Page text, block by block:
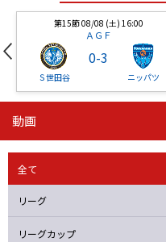
第15節 08/08 (土) 16:00
ＡＧＦ
Ｓ世田谷
0-3
ニッパツ
ニッパツ
ニッパツ 名古屋
動画
全て
リーグ
リーグカップ